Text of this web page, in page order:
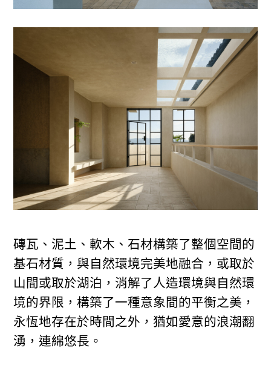
磚瓦、泥土、軟木、石材構築了整個空間的
基石材質，與自然環境完美地融合，或取於
山間或取於湖泊，消解了人造環境與自然環
境的界限，構築了一種意象間的平衡之美，
永恆地存在於時間之外，猶如愛意的浪潮翻
湧，連綿悠長。